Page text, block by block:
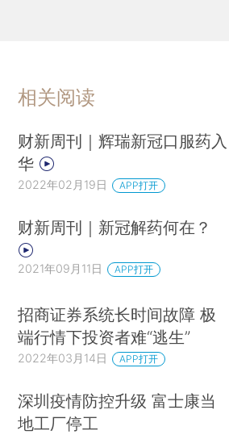
相关阅读
财新周刊｜辉瑞新冠口服药入
华
2022年02月19日 APP打开
财新周刊｜新冠解药何在？
2021年09月11日 APP打开
招商证券系统长时间故障 极
端行情下投资者难“逃生”
2022年03月14日 APP打开
深圳疫情防控升级 富士康当
地工厂停工